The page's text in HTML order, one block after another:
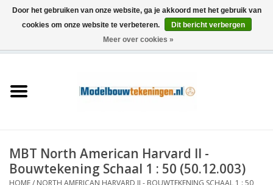
Schepen
Houtbouw
MBT North American Harvard II -
Bouwtekening Schaal 1 : 50 (50.12.003)
HOME/ NORTH AMERICAN HARVARD II - BOUWTEKENING SCHAAL 1 : 50
Door het gebruiken van onze website, ga je akkoord met het gebruik van
cookies om onze website te verbeteren.
Dit bericht verbergen
Meer over cookies »